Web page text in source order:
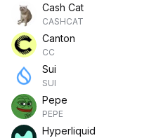
Cash Cat
CASHCAT
Canton
CC
Sui
SUI
Pepe
PEPE
Hyperliquid